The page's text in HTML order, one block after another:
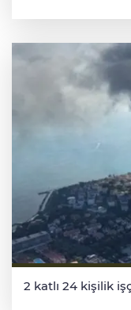
2 katlı 24 kişilik